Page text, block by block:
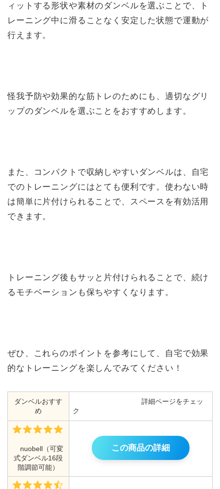
ィットする形状や素材のダンベルを選ぶことで、ト
レーニング中に滑ることなく安定した状態で運動が
行えます。
怪我予防や効果的な筋トレのためにも、適切なグリ
ップのダンベルを選ぶことをおすすめします。
また、コンパクトで収納しやすいダンベルは、自宅
でのトレーニングにはとても便利です。使わない時
は簡単に片付けられることで、スペースを有効活用
できます。
トレーニング後もサッと片付けられることで、続け
るモチベーションも保ちやすくなります。
ぜひ、これらのポイントを参考にして、自宅で効果
的なトレーニングを楽しんでみてください！
ダンベルおすす
め
詳細ページをチェッ
ク
nuobell（可変
式ダンベル16段
階調節可能）
この商品の詳細